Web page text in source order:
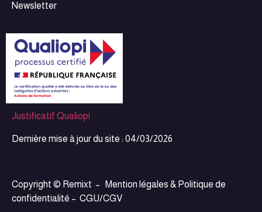
Newsletter
Justificatif Qualiopi
Dernière mise à jour du site : 04/03/2026
Copyright © Remixt –
Mention légales & Politique de
confidentialité – CGU/CGV